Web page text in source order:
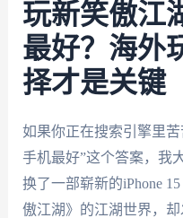
玩新笑傲江
最好？海外
择才是关键
如果你正在搜索引擎里
手机最好”这个答案，我
换了一部崭新的iPhone
傲江湖》的江湖世界，却